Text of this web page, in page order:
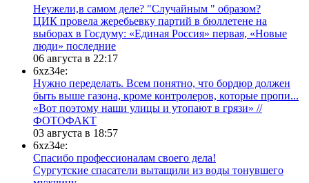
Неужели,в самом деле? "Случайным " образом?
ЦИК провела жеребьевку партий в бюллетене на
выборах в Госдуму: «Единая Россия» первая, «Новые
люди» последние
06 августа в 22:17
6xz34e:
Нужно переделать. Всем понятно, что бордюр должен
быть выше газона, кроме контролеров, которые пропи...
«Вот поэтому наши улицы и утопают в грязи» //
ФОТОФАКТ
03 августа в 18:57
6xz34e:
Спасибо профессионалам своего дела!
Сургутские спасатели вытащили из воды тонувшего